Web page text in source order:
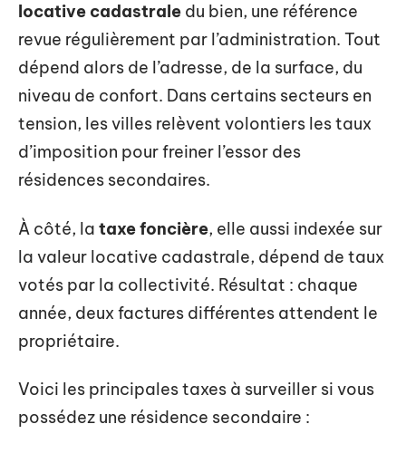
locative cadastrale du bien, une référence
revue régulièrement par l’administration. Tout
dépend alors de l’adresse, de la surface, du
niveau de confort. Dans certains secteurs en
tension, les villes relèvent volontiers les taux
d’imposition pour freiner l’essor des
résidences secondaires.
À côté, la taxe foncière, elle aussi indexée sur
la valeur locative cadastrale, dépend de taux
votés par la collectivité. Résultat : chaque
année, deux factures différentes attendent le
propriétaire.
Voici les principales taxes à surveiller si vous
possédez une résidence secondaire :